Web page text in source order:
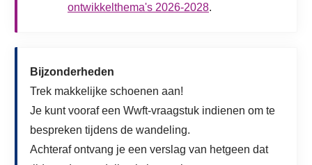
ontwikkelthema's 2026-2028.
Bijzonderheden
Trek makkelijke schoenen aan!
Je kunt vooraf een Wwft-vraagstuk indienen om te
bespreken tijdens de wandeling.
Achteraf ontvang je een verslag van hetgeen dat